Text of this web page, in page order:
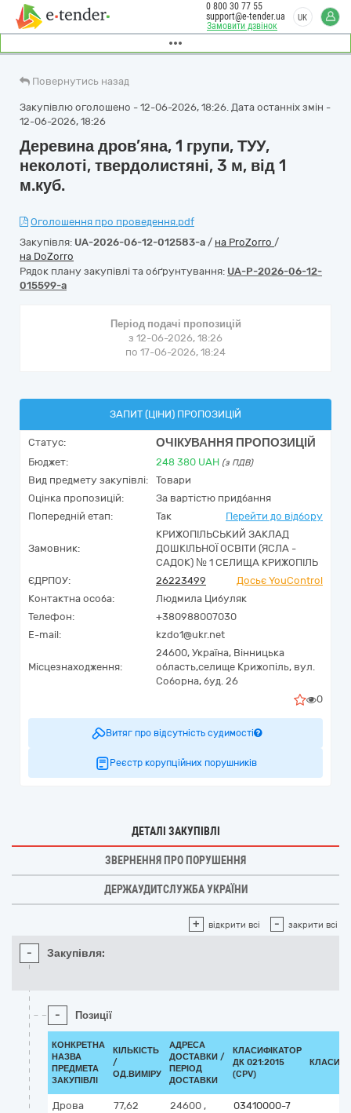
Замовити дзвінок
0 800 30 77 55
support@e-tender.ua
UK
Повернутись назад
Закупівлю оголошено - 12-06-2026, 18:26. Дата останніх змін -
12-06-2026, 18:26
Деревина дров’яна, 1 групи, ТУУ,
неколоті, твердолистяні, 3 м, від 1
м.куб.
Оголошення про проведення.pdf
Закупівля: UA-2026-06-12-012583-a / на ProZorro /
на DoZorro
Рядок плану закупівлі та обґрунтування: UA-P-2026-06-12-
015599-a
Період подачі пропозицій
з 12-06-2026, 18:26
по 17-06-2026, 18:24
ЗАПИТ (ЦІНИ) ПРОПОЗИЦІЙ
Статус: ОЧІКУВАННЯ ПРОПОЗИЦІЙ
Бюджет: 248 380 UAH (з ПДВ)
Вид предмету закупівлі:
Товари
Оцінка пропозицій:
За вартістю придбання
Попередній етап:
Так Перейти до відбору
Замовник:
КРИЖОПІЛЬСЬКИЙ ЗАКЛАД
ДОШКІЛЬНОЇ ОСВІТИ (ЯСЛА -
САДОК) № 1 СЕЛИЩА КРИЖОПІЛЬ
ЄДРПОУ:
26223499
Досьє YouControl
Контактна особа:
Людмила Цибуляк
Телефон:
+380988007030
E-mail:
kzdo1@ukr.net
Місцезнаходження:
24600, Україна, Вінницька
область,селище Крижопіль, вул.
Соборна, буд. 26
0
Витяг про відсутність судимості
Реєстр корупційних порушників
ДЕТАЛІ ЗАКУПІВЛІ
ЗВЕРНЕННЯ ПРО ПОРУШЕННЯ
ДЕРЖАУДИТСЛУЖБА УКРАЇНИ
+ відкрити всі - закрити всі
- Закупівля:
- Позиції
КОНКРЕТНА
НАЗВА
ПРЕДМЕТА
ЗАКУПІВЛІ
КІЛЬКІСТЬ
/
ОД.ВИМІРУ
АДРЕСА
ДОСТАВКИ /
ПЕРІОД
ДОСТАВКИ
КЛАСИФІКАТОР
ДК 021:2015
(CPV)
Дрова
77,62
24600 ,
03410000-7